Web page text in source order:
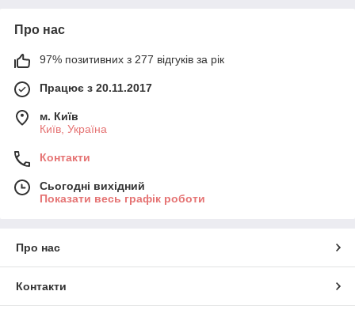
Про нас
97% позитивних з 277 відгуків за рік
Працює з 20.11.2017
м. Київ
Київ, Україна
Контакти
Сьогодні вихідний
Показати весь графік роботи
Про нас
Контакти